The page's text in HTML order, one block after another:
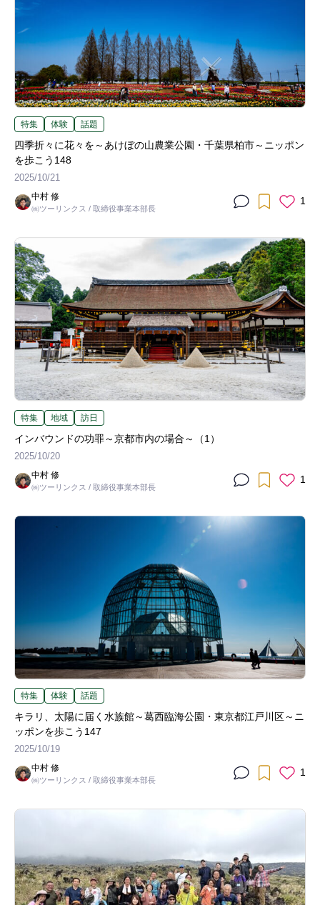
特集 体験 話題
四季折々に花々を～あけぼの山農業公園・千葉県柏市～ニッポン
を歩こう148
2025/10/21
中村 修
㈱ツーリンクス / 取締役事業本部長
1
特集 地域 訪日
インバウンドの功罪～京都市内の場合～（1）
2025/10/20
中村 修
㈱ツーリンクス / 取締役事業本部長
1
特集 体験 話題
キラリ、太陽に届く水族館～葛西臨海公園・東京都江戸川区～ニ
ッポンを歩こう147
2025/10/19
中村 修
㈱ツーリンクス / 取締役事業本部長
1